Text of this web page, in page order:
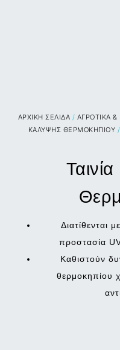
ΑΡΧΙΚΉ ΣΕΛΊΔΑ / ΑΓΡΟΤΙΚΑ
ΚΑΛΥΨΗΣ ΘΕΡΜΟΚΗΠΙΟΥ
Διατίθενται
προστασία
Καθιστούν
θερμοκηπίου